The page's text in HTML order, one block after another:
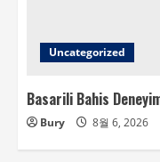
Uncategorized
Basarili Bahis
Bury 8월 6, 2026